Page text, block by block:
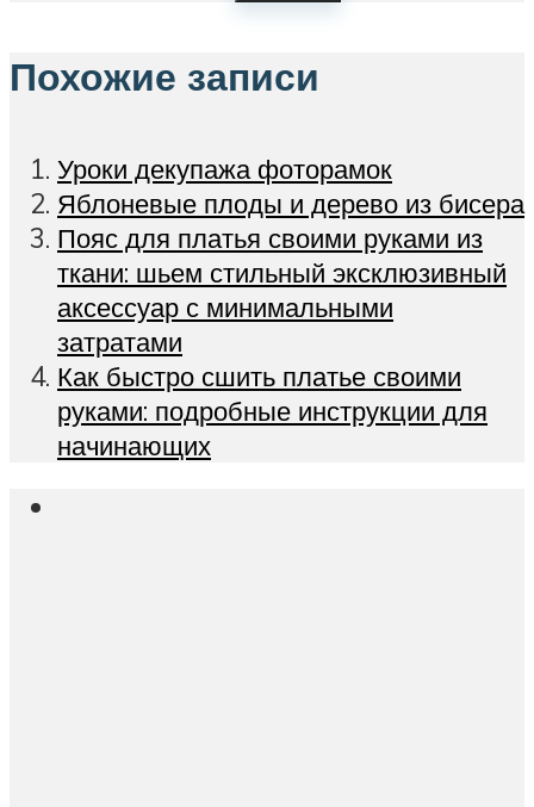
Похожие записи
Уроки декупажа фоторамок
Яблоневые плоды и дерево из бисера
Пояс для платья своими руками из
ткани: шьем стильный эксклюзивный
аксессуар с минимальными
затратами
Как быстро сшить платье своими
руками: подробные инструкции для
начинающих